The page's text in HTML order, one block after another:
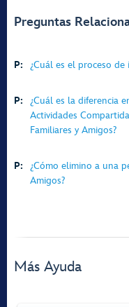
Preguntas
P: ¿Cuál es el proceso
P:
¿Cuál es la diferencia
Actividades
Familiares y Amigos?
P:
¿Cómo elimino a una
Amigos?
Más Ayuda